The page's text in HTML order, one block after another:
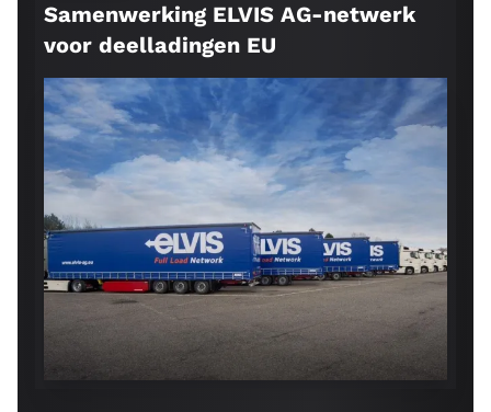
Samenwerking ELVIS AG-netwerk
voor deelladingen EU